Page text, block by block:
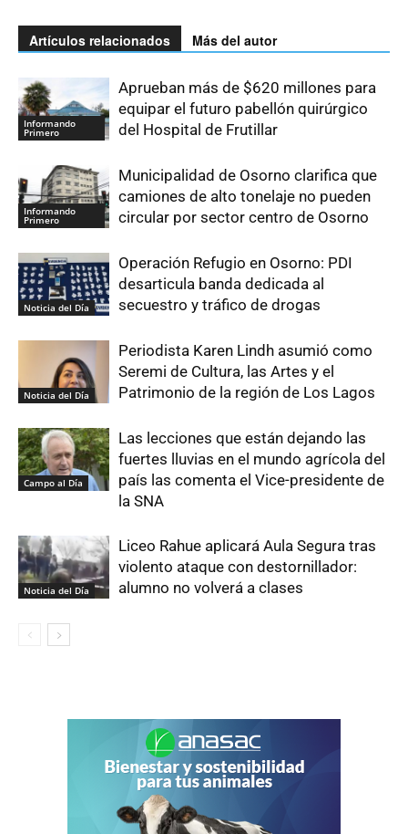
Artículos relacionados Más del autor
Informando
Primero
Aprueban más de $620 millones para
equipar el futuro pabellón quirúrgico
del Hospital de Frutillar
Informando
Primero
Municipalidad de Osorno clarifica que
camiones de alto tonelaje no pueden
circular por sector centro de Osorno
Noticia del Día
Operación Refugio en Osorno: PDI
desarticula banda dedicada al
secuestro y tráfico de drogas
Noticia del Día
Periodista Karen Lindh asumió como
Seremi de Cultura, las Artes y el
Patrimonio de la región de Los Lagos
Campo al Día
Las lecciones que están dejando las
fuertes lluvias en el mundo agrícola del
país las comenta el Vice-presidente de
la SNA
Noticia del Día
Liceo Rahue aplicará Aula Segura tras
violento ataque con destornillador:
alumno no volverá a clases